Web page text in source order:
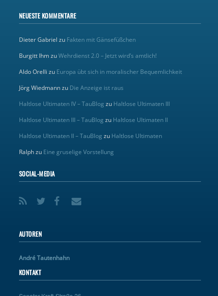
NEUESTE KOMMENTARE
Dieter Gabriel zu Fakten mit Gänsefüßchen
Burgitt IhmzuWehrdienst 2.0 – Jetzt wird’s amtlich!
Aldo Orelli zu Europa übt sich in moralischer Bequemlichkeit
Jörg Wiedmannzu Die Anzeige ist raus
Haltlose Ultimaten IV – TauBlog zu Haltlose Ultimaten III
Haltlose Ultimaten III – TauBlog zu Haltlose Ultimaten II
Haltlose Ultimaten II – TauBlog zu Haltlose Ultimaten
Ralphzu Eine gruselige Vorstellung
SOCIAL-MEDIA
AUTOREN
André Tautenhahn
KONTAKT